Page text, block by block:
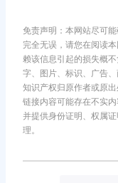
免责声明：本网站尽可
完全无误，请您在阅读
赖该信息引起的损失概
字、图片、标识、广告
知识产权归原作者或原
链接内容可能存在不实
并提供身份证明、权属
理。